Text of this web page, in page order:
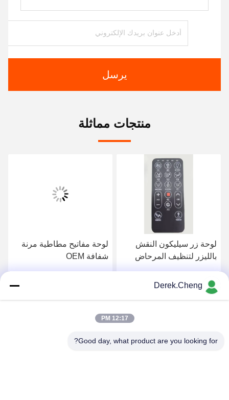
يرسل
منتجات مماثلة
لوحة زر سيليكون النقش
بالليزر لتنظيف المرحاض
لوحة مفاتيح مطاطية مرنة
شفافة OEM
Derek.Cheng
12:17 PM
Good day, what product are you looking for?